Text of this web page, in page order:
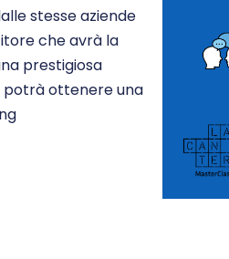
stesse aziende
che avrà la
prestigiosa
potrà ottenere una